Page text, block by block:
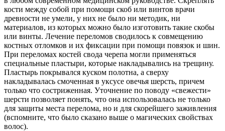
кости между собой при помощи скоб или винтов врачи
древности не умели, у них не было ни методик, ни
материалов, из которых можно было изготовить такие скобы
или винты. Лечение переломов сводилось к совмещению
костных отломков и их фиксации при помощи повязок и шин.
При переломах костей свода черепа могли применяться
специальные пластыри, которые накладывались на трещину.
Пластырь покрывался куском полотна, а сверху
накладывалась смоченная в уксусе овечья шерсть, причем
только что состриженная. Уточнение по поводу «свежести»
шерсти позволяет понять, что она использовалась не только
для защиты места перелома, но и для скорейшего заживления
(вспомните, что было сказано выше о магических свойствах
волос).